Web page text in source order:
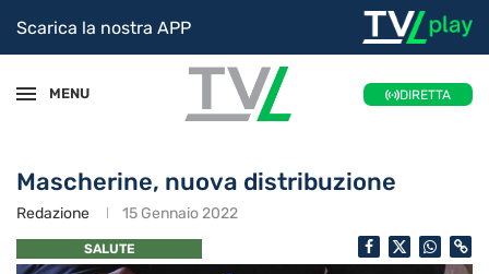
Scarica la nostra APP
MENU DIRETTA
Mascherine, nuova distribuzione
Redazione 15 Gennaio 2022
SALUTE